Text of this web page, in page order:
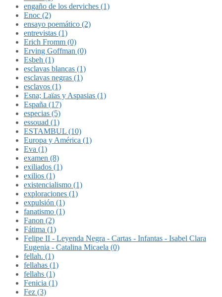
engaño de los derviches (1)
Enoc (2)
ensayo poemático (2)
entrevistas (1)
Erich Fromm (0)
Erving Goffman (0)
Esbeh (1)
esclavas blancas (1)
esclavas negras (1)
esclavos (1)
Esna; Laïas y Aspasias (1)
España (17)
especias (5)
essouad (1)
ESTAMBUL (10)
Europa y América (1)
Eva (1)
examen (8)
exiliados (1)
exilios (1)
existencialismo (1)
exploraciones (1)
expulsión (1)
fanatismo (1)
Fanon (2)
Fátima (1)
Felipe II - Leyenda Negra - Cartas - Infantas - Isabel Clara
Eugenia - Catalina Micaela (0)
fellah. (1)
fellahas (1)
fellahs (1)
Fenicia (1)
Fez (3)